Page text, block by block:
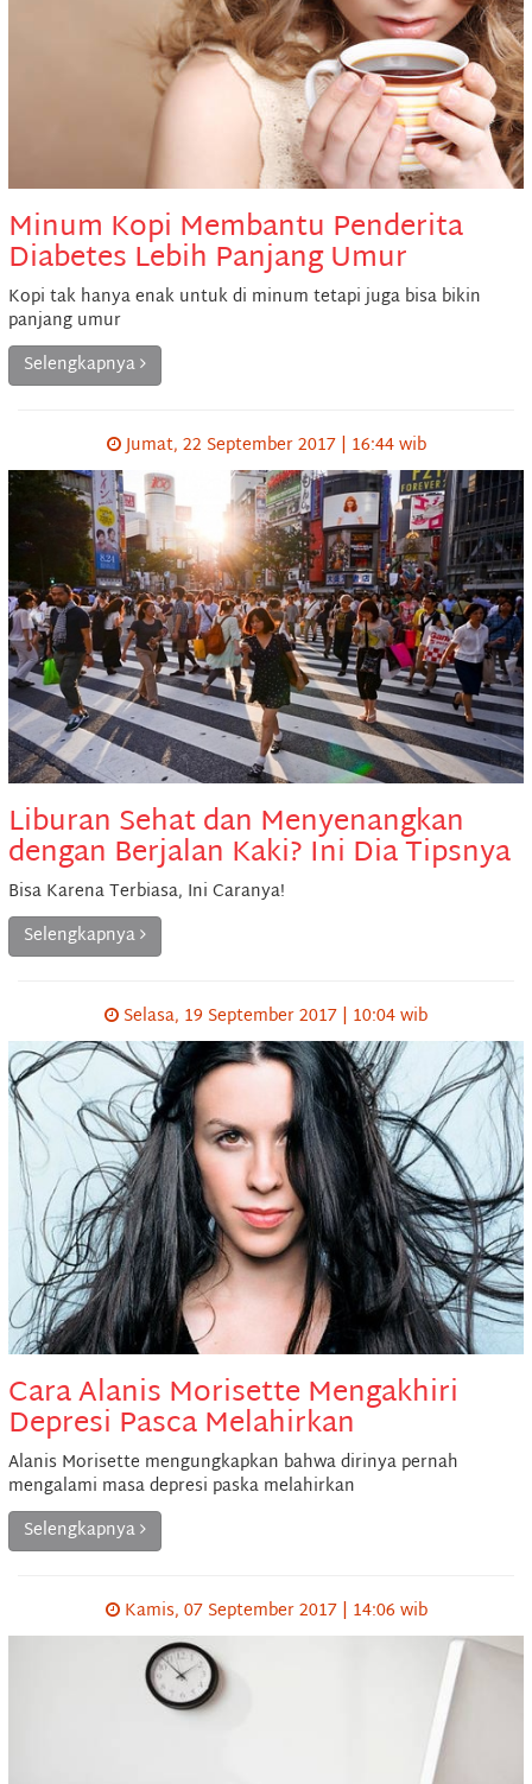
Minum Kopi Membantu Penderita
Diabetes Lebih Panjang Umur
Kopi tak hanya enak untuk di minum tetapi juga bisa bikin
panjang umur
Selengkapnya
Jumat, 22 September 2017 | 16:44 wib
Liburan Sehat dan Menyenangkan
dengan Berjalan Kaki? Ini Dia Tipsnya
Bisa Karena Terbiasa, Ini Caranya!
Selengkapnya
Selasa, 19 September 2017 | 10:04 wib
Cara Alanis Morisette Mengakhiri
Depresi Pasca Melahirkan
Alanis Morisette mengungkapkan bahwa dirinya pernah
mengalami masa depresi paska melahirkan
Selengkapnya
Kamis, 07 September 2017 | 14:06 wib